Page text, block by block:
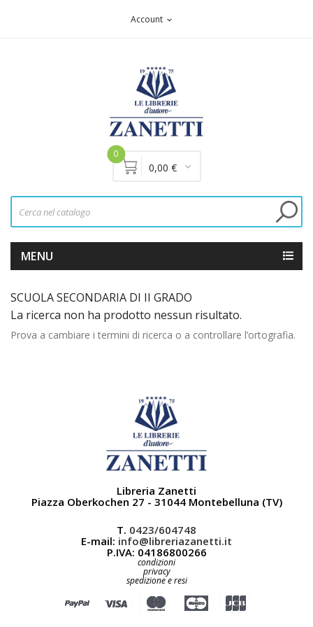
Account expand_more
0
0,00 €
MENU
SCUOLA SECONDARIA DI II GRADO
La ricerca non ha prodotto nessun risultato.
Prova a cambiare i termini di ricerca o a controllare l’ortografia.
Libreria Zanetti
Piazza Oberkochen 27 - 31044 Montebelluna (TV)
T. 0423/604748
E-mail: info@libreriazanetti.it
P.IVA: 04186800266
condizioni
privacy
spedizione e resi